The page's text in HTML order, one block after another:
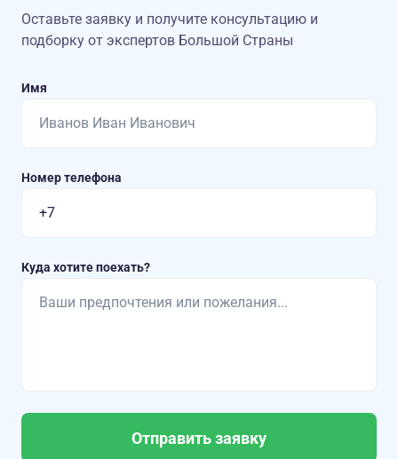
Оставьте заявку и получите консультацию и
подборку от экспертов Большой Страны
Имя
Номер телефона
Куда хотите поехать?
Отправить заявку